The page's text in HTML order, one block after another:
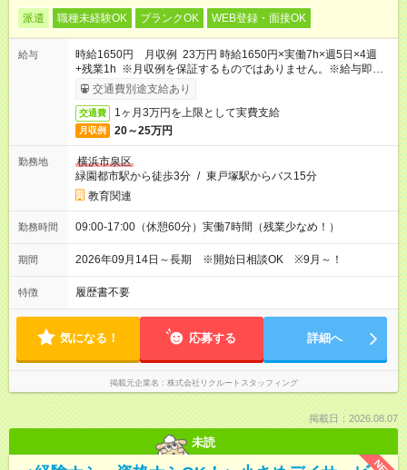
派遣 職種未経験OK ブランクOK WEB登録・面接OK
給与
時給1650円 月収例 23万円 時給1650円×実働7h×週5日×4週
+残業1h ※月収例を保証するものではありません。※給与即受取
りサービス利用可（利用条件有）
交通費別途支給あり
交通費 1ヶ月3万円を上限として実費支給
月収例 20～25万円
勤務地
横浜市泉区
緑園都市駅から徒歩3分 / 東戸塚駅からバス15分
教育関連
勤務時間 09:00-17:00（休憩60分）実働7時間（残業少なめ！）
期間 2026年09月14日～長期 ※開始日相談OK ※9月～！
特徴 履歴書不要
気になる！ 応募する 詳細へ
掲載元企業名 株式会社リクルートスタッフィング
掲載日：2026.08.07
未読